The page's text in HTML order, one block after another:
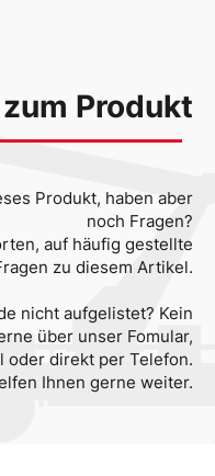
Produkt
Produkt, haben aber
noch Fragen?
auf häufig gestellte
zu diesem Artikel.
nicht aufgelistet? Kein
über unser Fomular,
oder direkt per Telefon.
Ihnen gerne weiter.